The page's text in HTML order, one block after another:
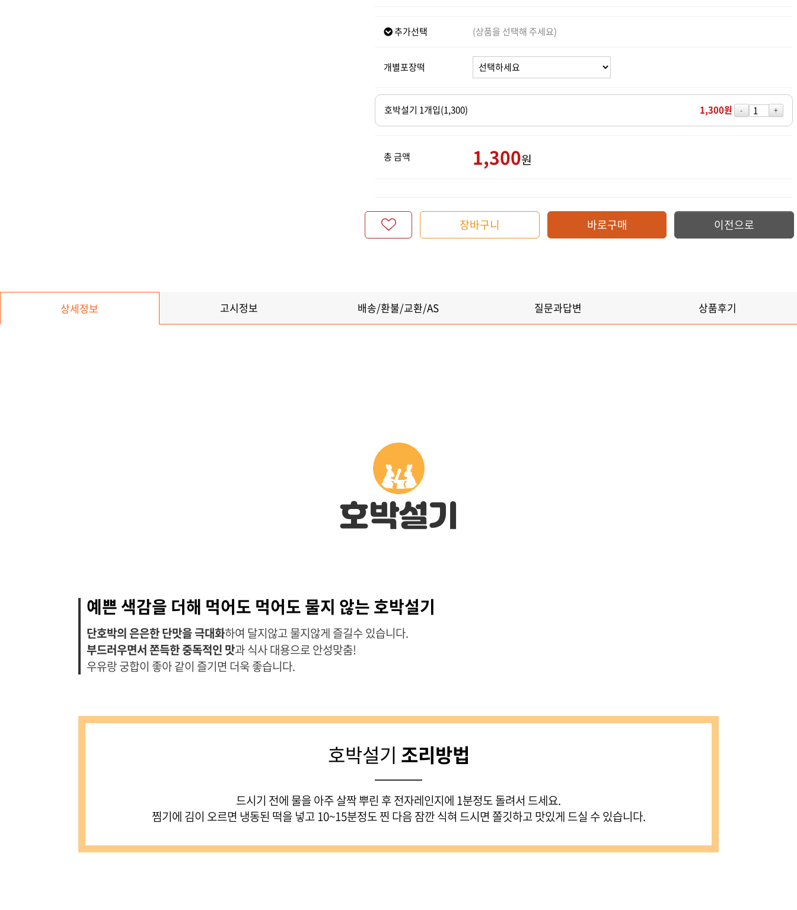
추가선택 (상품을 선택해 주세요)
개별포장떡
호박설기 1개입(1,300) 1,300원 - +
총 금액 1,300원
장바구니 바로구매 이전으로
상세정보 고시정보 배송/환불/교환/AS 질문과답변 상품후기
호박설기
예쁜 색감을 더해 먹어도 먹어도 물지 않는 호박설기
단호박의 은은한 단맛을 극대화하여 달지않고 물지않게 즐길수 있습니다.
부드러우면서 쫀득한 중독적인 맛과 식사 대용으로 안성맞춤!
우유랑 궁합이 좋아 같이 즐기면 더욱 좋습니다.
호박설기 조리방법
드시기 전에 물을 아주 살짝 뿌린 후 전자레인지에 1분정도 돌려서 드세요.
찜기에 김이 오르면 냉동된 떡을 넣고 10~15분정도 찐 다음 잠깐 식혀 드시면 쫄깃하고 맛있게 드실 수 있습니다.